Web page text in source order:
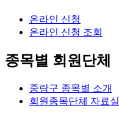
온라인 신청
온라인 신청 조회
종목별 회원단체
중랑구 종목별 소개
회원종목단체 자료실